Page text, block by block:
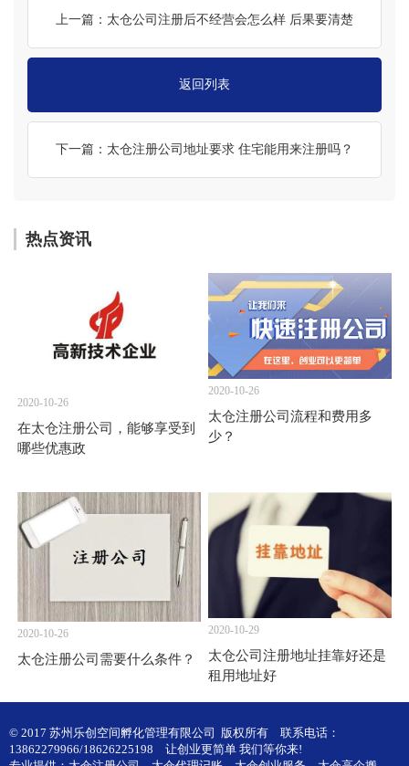
上一篇：太仓公司注册后不经营会怎么样 后果要清楚
返回列表
下一篇：太仓注册公司地址要求 住宅能用来注册吗？
热点资讯
2020-10-26
在太仓注册公司，能够享受到
哪些优惠政
2020-10-26
太仓注册公司流程和费用多
少？
2020-10-26
太仓注册公司需要什么条件？
2020-10-29
太仓公司注册地址挂靠好还是
租用地址好
© 2017 苏州乐创空间孵化管理有限公司 版权所有
联系电话：
13862279966/18626225198
让创业更简单 我们等你来!